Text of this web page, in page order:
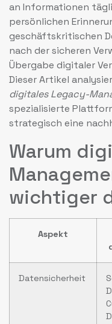
an Informationen
persönlichen
geschäftskritischen
nach der sicheren
Übergabe digitaler
Dieser Artikel
digitales Legacy-
spezialisierte
strategisch eine
Warum
wichtiger
Aspekt
Datensicherheit